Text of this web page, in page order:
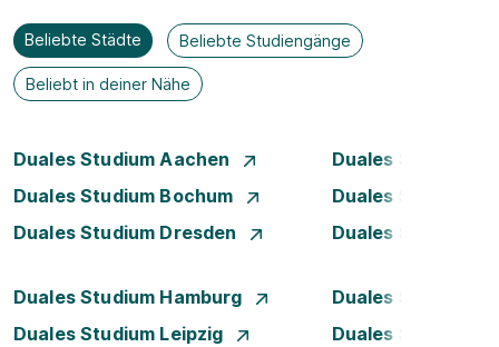
Beliebte Städte Beliebte Studiengänge
Beliebt in deiner Nähe
Duales Studium Aachen
Duales Studium
Duales Studium Bochum
Duales Studium
Duales Studium Dresden
Duales Studium
Duales Studium Hamburg
Duales Studium
Duales Studium Leipzig
Duales Studium